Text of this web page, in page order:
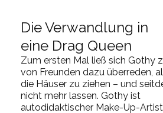
Die Verwandlung in
eine Drag Queen
Zum ersten Mal ließ sich Gothy
von Freunden dazu überreden,
die Häuser zu ziehen – und
nicht mehr lassen. Gothy ist
autodidaktischer Make-Up-